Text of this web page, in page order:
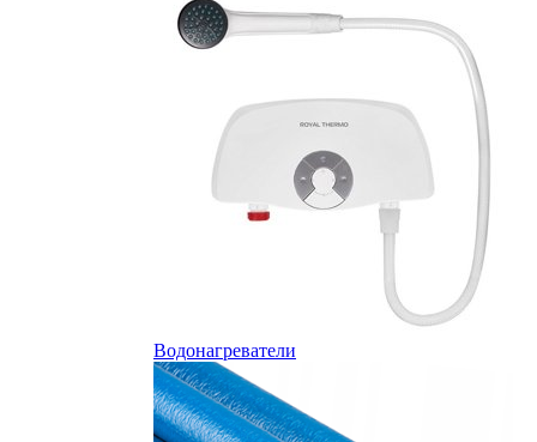
Водонагреватели